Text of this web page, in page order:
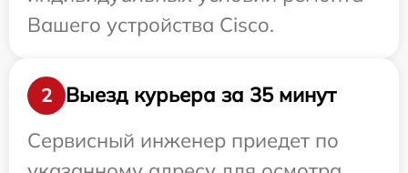
Вашего устройства Cisco.
2
Выезд курьера за 35 минут
Сервисный инженер приедет по